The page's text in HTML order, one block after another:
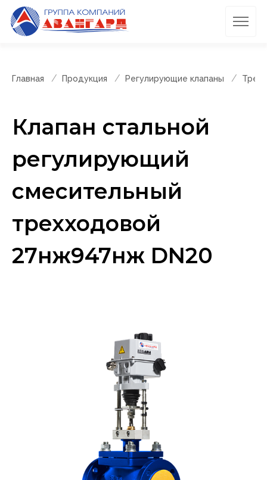
Главная Продукция Регулирующие клапаны
Клапан стальной
регулирующий
смесительный
трехходовой
27нж947нж DN20